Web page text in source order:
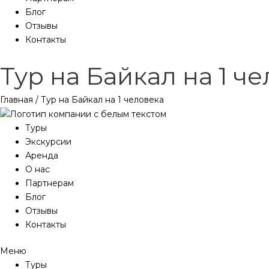
Блог
Отзывы
Контакты
Тур на Байкал на 1
Главная / Тур на Байкал на 1 человека
Туры
Экскурсии
Аренда
О нас
Партнерам
Блог
Отзывы
Контакты
Меню
Туры